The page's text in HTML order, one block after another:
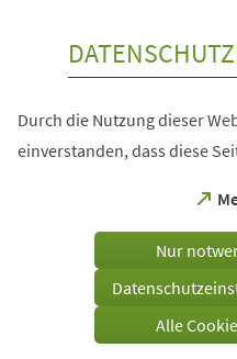
Durch die Nutzung dieser
einverstanden, dass diese
Tab)
Nur
Alle